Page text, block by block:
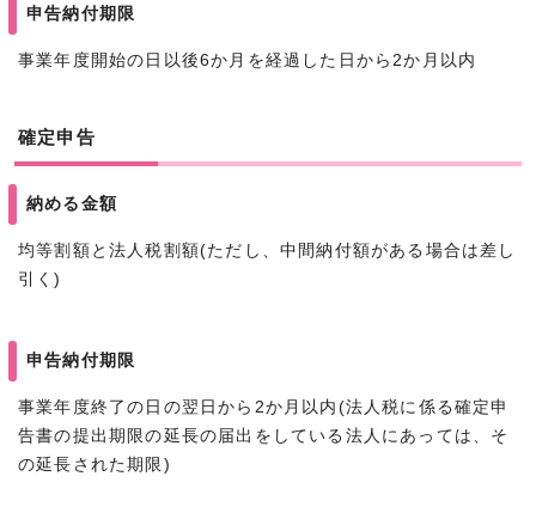
申告納付期限
事業年度開始の日以後6か月を経過した日から2か月以内
確定申告
納める金額
均等割額と法人税割額(ただし、中間納付額がある場合は差し
引く)
申告納付期限
事業年度終了の日の翌日から2か月以内(法人税に係る確定申
告書の提出期限の延長の届出をしている法人にあっては、そ
の延長された期限)